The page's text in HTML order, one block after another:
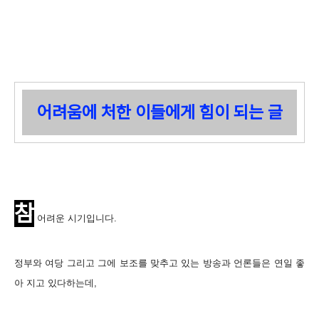
어려움에 처한 이들에게 힘이 되는 글
참 어려운 시기입니다.
정부와 여당 그리고 그에 보조를 맞추고 있는 방송과 언론들은 연일 좋
아 지고 있다하는데,